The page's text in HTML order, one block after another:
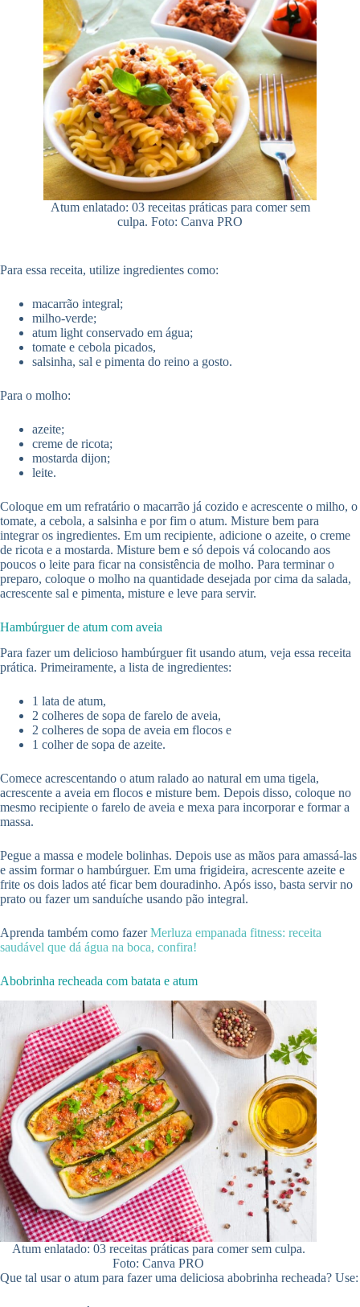
Atum enlatado: 03 receitas práticas para comer sem
culpa. Foto: Canva PRO
Para essa receita, utilize ingredientes como:
macarrão integral;
milho-verde;
atum light conservado em água;
tomate e cebola picados,
salsinha, sal e pimenta do reino a gosto.
Para o molho:
azeite;
creme de ricota;
mostarda dijon;
leite.
Coloque em um refratário o macarrão já cozido e acrescente o milho, o
tomate, a cebola, a salsinha e por fim o atum. Misture bem para
integrar os ingredientes. Em um recipiente, adicione o azeite, o creme
de ricota e a mostarda. Misture bem e só depois vá colocando aos
poucos o leite para ficar na consistência de molho. Para terminar o
preparo, coloque o molho na quantidade desejada por cima da salada,
acrescente sal e pimenta, misture e leve para servir.
Hambúrguer de atum com aveia
Para fazer um delicioso hambúrguer fit usando atum, veja essa receita
prática. Primeiramente, a lista de ingredientes:
1 lata de atum,
2 colheres de sopa de farelo de aveia,
2 colheres de sopa de aveia em flocos e
1 colher de sopa de azeite.
Comece acrescentando o atum ralado ao natural em uma tigela,
acrescente a aveia em flocos e misture bem. Depois disso, coloque no
mesmo recipiente o farelo de aveia e mexa para incorporar e formar a
massa.
Pegue a massa e modele bolinhas. Depois use as mãos para amassá-las
e assim formar o hambúrguer. Em uma frigideira, acrescente azeite e
frite os dois lados até ficar bem douradinho. Após isso, basta servir no
prato ou fazer um sanduíche usando pão integral.
Aprenda também como fazerMerluza empanada fitness: receita
saudável que dá água na boca, confira!
Abobrinha recheada com batata e atum
Atum enlatado: 03 receitas práticas para comer sem culpa.
Foto: Canva PRO
Que tal usar o atum para fazer uma deliciosa abobrinha recheada? Use: